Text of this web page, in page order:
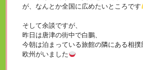
が、なんとか全国に広めたいところです
そして余談ですが、
昨日は唐津の街中で白鵬、
今朝は泊まっている旅館の隣にある相
欧州がいました